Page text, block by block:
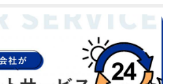
からGA4を活用したマーケティング
る活用事例、導入手順や注意点など
入を検討されている不動産業界の方
しょう。